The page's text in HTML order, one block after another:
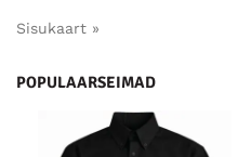
Sisukaart »
POPULAARSEIMAD